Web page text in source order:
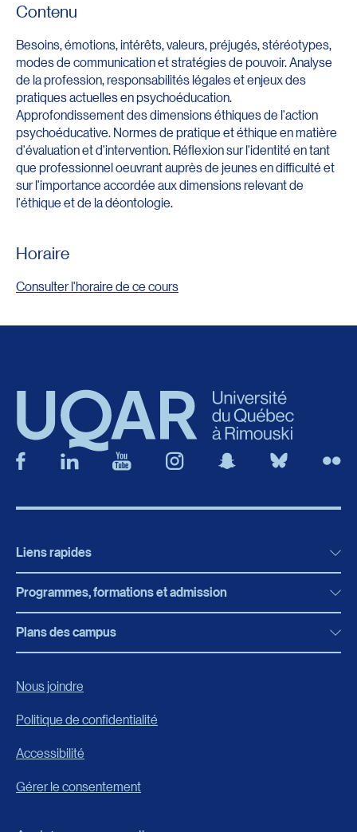
Contenu
Besoins, émotions, intérêts, valeurs, préjugés, stéréotypes,
modes de communication et stratégies de pouvoir. Analyse
de la profession, responsabilités légales et enjeux des
pratiques actuelles en psychoéducation.
Approfondissement des dimensions éthiques de l'action
psychoéducative. Normes de pratique et éthique en matière
d'évaluation et d'intervention. Réflexion sur l'identité en tant
que professionnel oeuvrant auprès de jeunes en difficulté et
sur l'importance accordée aux dimensions relevant de
l'éthique et de la déontologie.
Horaire
Consulter l'horaire de ce cours
Liens rapides
Actualités
Bibliothèque
Boutique en ligne
Carrières
Événements
Fondation de l’UQAR
Programmes, formations et admission
Programmes, formations et admission
Plans des campus
Nous joindre
Politique de confidentialité
Accessibilité
Gérer le consentement